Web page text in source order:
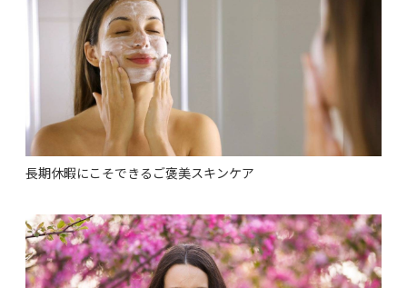
長期休暇にこそできるご褒美スキンケア